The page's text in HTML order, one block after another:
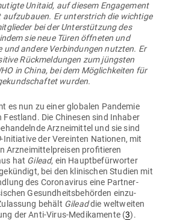
Unitaid, auf diesem Enga­gement
auf­zu­bauen. Er unter­strich die wichtige
bei der Unter­stützung des
sie neue Türen öff­neten und
und andere Ver­bin­dungen nutzten. Er
Rück­mel­dungen zum jüngsten
in China, bei dem Mög­lich­keiten für
wurden.
es nun zu einer glo­balen Pan­demie
Die Chi­nesen sind Inhaber
Arz­nei­mittel und sie sind
-Initiative der Ver­einten Nationen, mit
Arz­nei­mit­tel­preisen pro­fi­tieren
hat Gilead, ein Haupt­be­für­worter
bei den kli­ni­schen Studien mit
des Coro­na­virus eine Part­ner­
Gesund­heits­be­hörden ein­zu­
behält Gileaddie welt­weiten
der Anti-Virus-Medi­ka­mente (3).